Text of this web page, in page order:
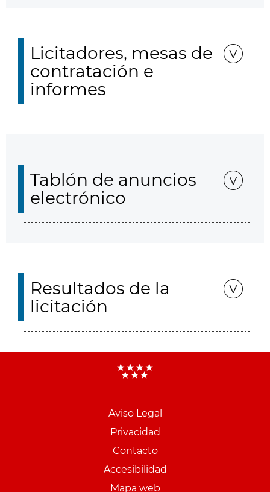
Licitadores, mesas de
contratación e
informes
Tablón de anuncios
electrónico
Resultados de la
licitación
Aviso Legal
Privacidad
Contacto
Accesibilidad
Mapa web